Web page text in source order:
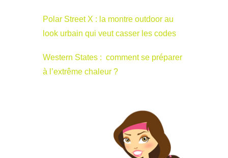
Polar Street X : la montre outdoor au
look urbain qui veut casser les codes
Western States : comment se préparer
à l’extrême chaleur ?